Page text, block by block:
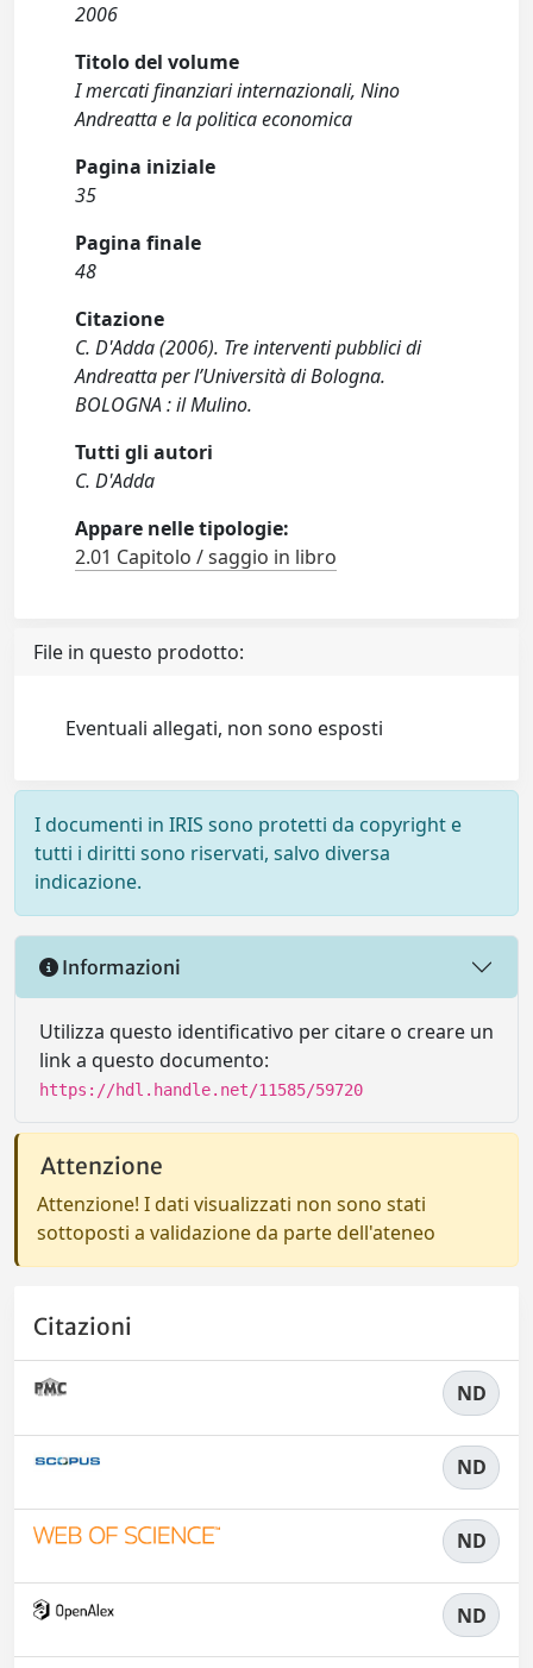
2006
Titolo del volume
I mercati finanziari internazionali, Nino
Andreatta e la politica economica
Pagina iniziale
35
Pagina finale
48
Citazione
C. D'Adda (2006). Tre interventi pubblici di
Andreatta per l’Università di Bologna.
BOLOGNA : il Mulino.
Tutti gli autori
C. D'Adda
Appare nelle tipologie:
2.01 Capitolo / saggio in libro
File in questo prodotto:
Eventuali allegati, non sono esposti
I documenti in IRIS sono protetti da copyright e
tutti i diritti sono riservati, salvo diversa
indicazione.
Informazioni
Utilizza questo identificativo per citare o creare un
link a questo documento:
https://hdl.handle.net/11585/59720
Attenzione
Attenzione! I dati visualizzati non sono stati
sottoposti a validazione da parte dell'ateneo
Citazioni
ND
ND
ND
ND